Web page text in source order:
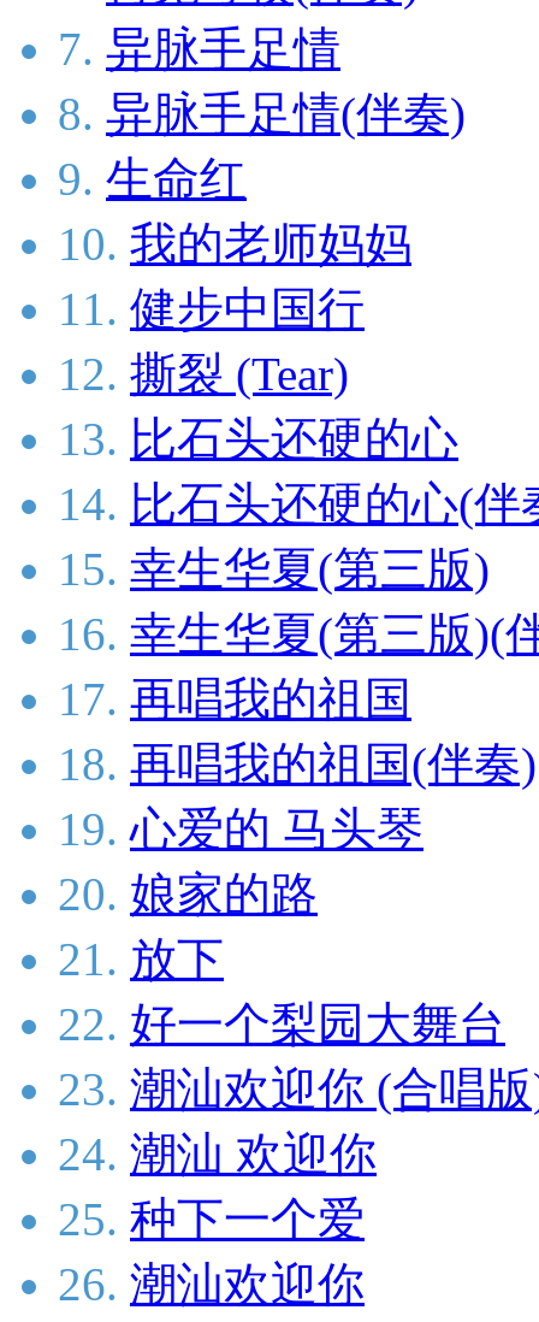
7. 异脉手足情
8. 异脉手足情(伴奏)
9. 生命红
10. 我的老师妈妈
11. 健步中国行
12. 撕裂 (Tear)
13. 比石头还硬的心
14. 比石头还硬的心(伴
15. 幸生华夏(第三版)
16. 幸生华夏(第三版)(
17. 再唱我的祖国
18. 再唱我的祖国(伴奏)
19. 心爱的 马头琴
20. 娘家的路
21. 放下
22. 好一个梨园大舞台
23. 潮汕欢迎你 (合唱
24. 潮汕 欢迎你
25. 种下一个爱
26. 潮汕欢迎你